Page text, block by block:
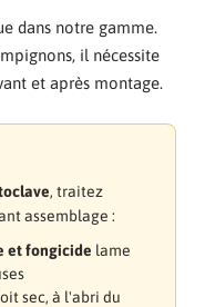
dans notre gamme.
il nécessite
et après montage.
, traitez
assemblage :
et fongicide lame
sec, à l'abri du